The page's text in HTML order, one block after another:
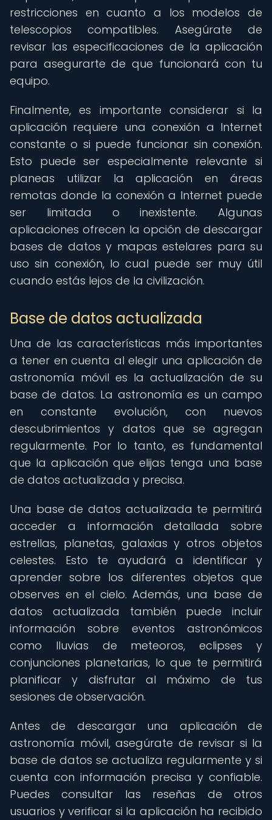
restricciones en cuanto a los modelos de
telescopios compatibles. Asegúrate de
revisar las especificaciones de la aplicación
para asegurarte de que funcionará con tu
equipo.
Finalmente, es importante considerar si la
aplicación requiere una conexión a Internet
constante o si puede funcionar sin conexión.
Esto puede ser especialmente relevante si
planeas utilizar la aplicación en áreas
remotas donde la conexión a Internet puede
ser limitada o inexistente. Algunas
aplicaciones ofrecen la opción de descargar
bases de datos y mapas estelares para su
uso sin conexión, lo cual puede ser muy útil
cuando estás lejos de la civilización.
Base de datos actualizada
Una de las características más importantes
a tener en cuenta al elegir una aplicación de
astronomía móvil es la actualización de su
base de datos. La astronomía es un campo
en constante evolución, con nuevos
descubrimientos y datos que se agregan
regularmente. Por lo tanto, es fundamental
que la aplicación que elijas tenga una base
de datos actualizada y precisa.
Una base de datos actualizada te permitirá
acceder a información detallada sobre
estrellas, planetas, galaxias y otros objetos
celestes. Esto te ayudará a identificar y
aprender sobre los diferentes objetos que
observes en el cielo. Además, una base de
datos actualizada también puede incluir
información sobre eventos astronómicos
como lluvias de meteoros, eclipses y
conjunciones planetarias, lo que te permitirá
planificar y disfrutar al máximo de tus
sesiones de observación.
Antes de descargar una aplicación de
astronomía móvil, asegúrate de revisar si la
base de datos se actualiza regularmente y si
cuenta con información precisa y confiable.
Puedes consultar las reseñas de otros
usuarios y verificar si la aplicación ha recibido